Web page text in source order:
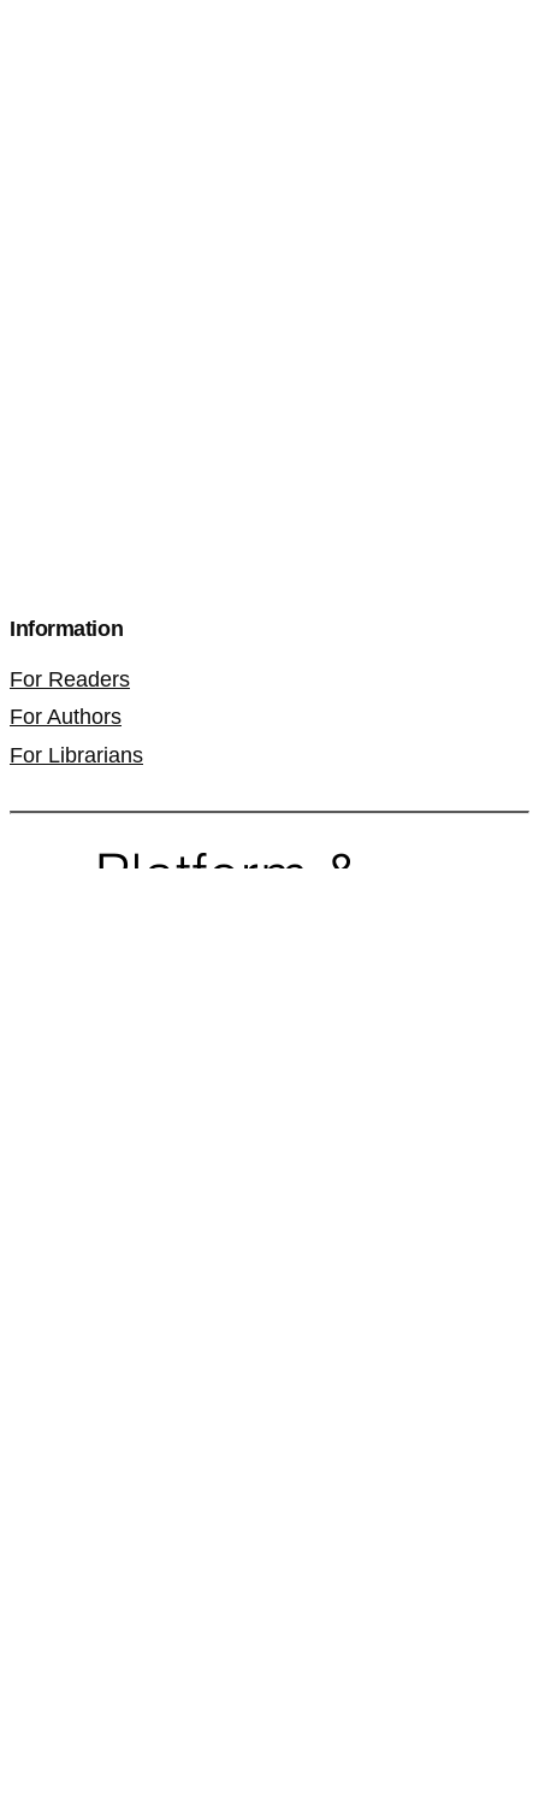
Information
For Readers
For Authors
For Librarians